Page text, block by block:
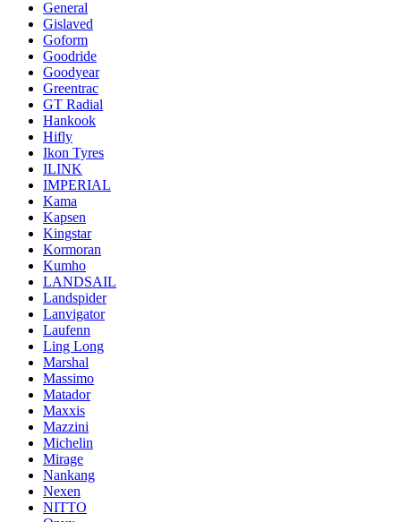
General
Gislaved
Goform
Goodride
Goodyear
Greentrac
GT Radial
Hankook
Hifly
Ikon Tyres
ILINK
IMPERIAL
Kama
Kapsen
Kingstar
Kormoran
Kumho
LANDSAIL
Landspider
Lanvigator
Laufenn
Ling Long
Marshal
Massimo
Matador
Maxxis
Mazzini
Michelin
Mirage
Nankang
Nexen
NITTO